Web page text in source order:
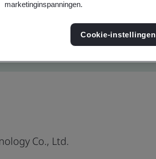
Co., Ltd.
marketinginspanningen.
Cookie-instellingen